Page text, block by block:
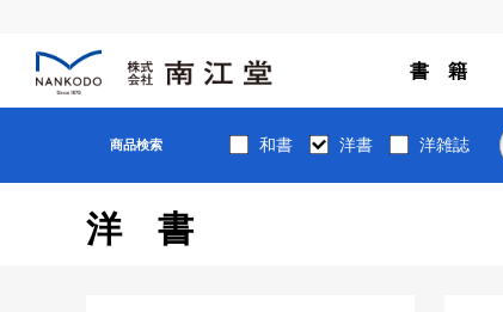
書 籍
商品検索 和書 洋書 洋雑誌
洋書